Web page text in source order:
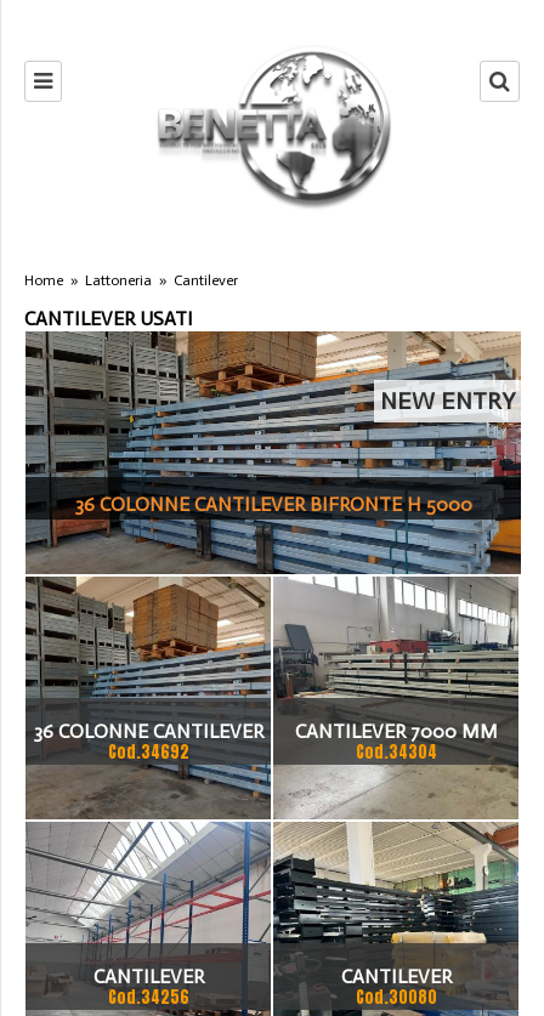
Home » Lattoneria » Cantilever
CANTILEVER USATI
NEW ENTRY
36 COLONNE CANTILEVER BIFRONTE H 5000
MM CON BASI 1000+1000_COD.34692>
36 COLONNE CANTILEVER
BIFRONTE H 5000 MM
CON BASI 1000+1000
Cod.34692
CANTILEVER 7000 MM
Cod.34304
CANTILEVER
Cod.34256
CANTILEVER
Cod.30080